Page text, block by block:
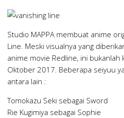
Studio MAPPA membuat anime
Line. Meski visualnya yang
anime movie Redline, ini bukanlah
Oktober 2017. Beberapa seiyuu
antara lain :
Tomokazu Seki sebagai Sword
Rie Kugimiya sebagai Sophie